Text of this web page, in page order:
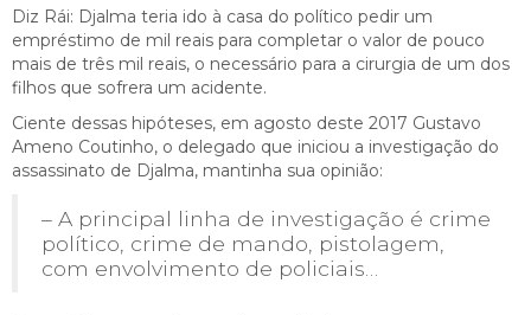
Diz Rái: Djalma teria ido à casa do político pedir um
empréstimo de mil reais para completar o valor de pouco
mais de três mil reais, o necessário para a cirurgia de um dos
filhos que sofrera um acidente.
Ciente dessas hipóteses, em agosto deste 2017 Gustavo
Ameno Coutinho, o delegado que iniciou a investigação do
assassinato de Djalma, mantinha sua opinião:
– A principal linha de investigação é crime
político, crime de mando, pistolagem,
com envolvimento de policiais…